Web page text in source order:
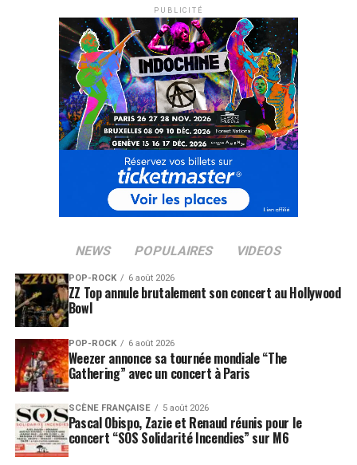
PUBLICITÉ
NEWS POPULAIRES VIDEOS
POP-ROCK 6 août 2026
ZZ Top annule brutalement son concert au Hollywood
Bowl
POP-ROCK 6 août 2026
Weezer annonce sa tournée mondiale “The
Gathering” avec un concert à Paris
SCÈNE FRANÇAISE 5 août 2026
Pascal Obispo, Zazie et Renaud réunis pour le
concert “SOS Solidarité Incendies” sur M6